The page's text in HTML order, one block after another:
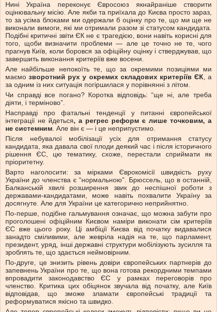
Нині Україна переконує Євросоюз якнайраніше створити
оцінювальну місію. Але якби та приїхала до Києва просто зараз,
то за усіма блоками ми одержали б оцінку про те, що ми ще не
виконали вимоги, які ми отримали разом зі статусом кандидата.
Подібні критичні звіти ЄК не є трагедією, вони навіть корисні для
того, щоби визначити проблеми — але це точно не те, чого
прагнув Київ, коли боровся за офіційну оцінку і стверджував, що
завершить виконання критеріїв вже восени.
Але найбільше непокоїть те, що за окремими позиціями ми
маємозворотний рух у окремих складових критеріїв ЄК, а
за одним із них ситуація погіршилася у порівнянні з літом.
Чи справді все погано? Коротка відповідь: “ще ні, але треба
діяти, і терміново”.
Насправді про фатальні тенденції у питанні європейської
інтеграції не йдеться, а регрес реформ є лише точковим, а
не системним. Але він є — і це неприпустимо.
Після небувалої мобілізації усіх для отримання статусу
кандидата, яка давала свої плоди деякий час і після історичного
рішення ЄС, цю тематику, схоже, перестали сприймати як
пріоритетну.
Варто наголосити: за мірками Єврокомісії швидкість руху
України до членства є “нормальною”. Брюссель, що в останній,
Балканській хвилі розширення звик до неспішної роботи з
державами-кандидатами, може навіть похвалити Україну за
досягнуте. Але для України це категорично неприйнятно.
По-перше, подібне гальмування означає, що можна забути про
проголошені офіційним Києвом наміри виконати сім критеріїв
ЄС вже цього року. Ці амбіції Києва від початку видавалися
занадто сміливими, але жевріла надія на те, що парламент,
президент, уряд, інші державні структури мобілізують зусилля та
зроблять те, що здається неймовірним.
По-друге, це знизить рівень довіри європейських партнерів до
запевнень України про те, що вона готова рекордними темпами
впровадити законодавство ЄС у рамках переговорів про
членство. Критика цих обіцянок звучала від початку, але Київ
відповідав, що зможе зламати європейські традиції та
реформуватися якісно та швидко.